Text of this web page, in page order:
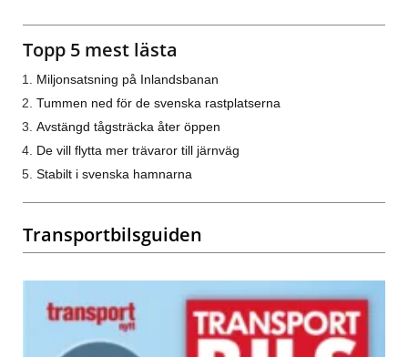
Topp 5 mest lästa
Miljonsatsning på Inlandsbanan
Tummen ned för de svenska rastplatserna
Avstängd tågsträcka åter öppen
De vill flytta mer trävaror till järnväg
Stabilt i svenska hamnarna
Transportbilsguiden